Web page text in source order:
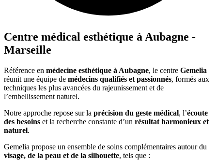
Centre médical esthétique à Aubagne -
Marseille
Référence en médecine esthétique à Aubagne, le centre Gemelia
réunit une équipe de médecins qualifiés et passionnés, formés aux
techniques les plus avancées du rajeunissement et de
l’embellissement naturel.
Notre approche repose sur la précision du geste médical, l’écoute
des besoins et la recherche constante d’un résultat harmonieux et
naturel.
Gemelia propose un ensemble de soins complémentaires autour du
visage, de la peau et de la silhouette, tels que :